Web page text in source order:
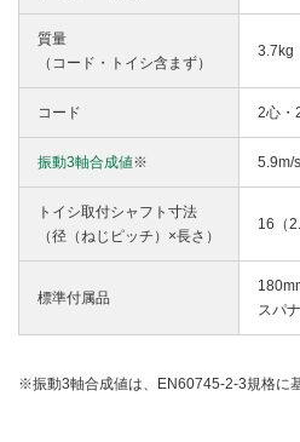
質量
（コード・トイシ含まず）
3.7kg
コード 2心・
振動3軸合成値※ 5.9m/s
トイシ取付シャフト寸法
（径（ねじピッチ）×長さ）
16（
標準付属品
スパ
※振動3軸合成値は、EN60745-2-3規格に